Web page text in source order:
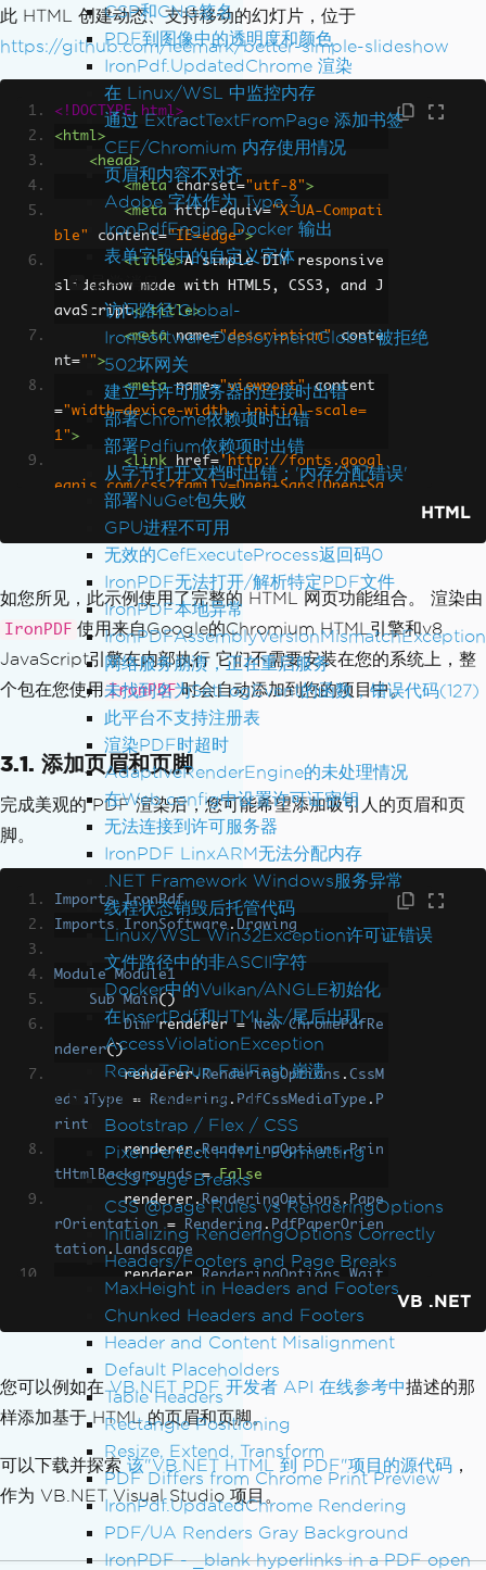
CSP和CNG签名
PDF到图像中的透明度和颜色
IronPdf.UpdatedChrome 渲染
在 Linux/WSL 中监控内存
通过 ExtractTextFromPage 添加书签
CEF/Chromium 内存使用情况
页眉和内容不对齐
Adobe 字体作为 Type 3
IronPdfEngine Docker 输出
表单字段中的自定义字体
异常消息
访问路径'Global-
IronSoftwareDeploymentGlobal'被拒绝
502坏网关
建立与许可服务器的连接时出错
部署Chrome依赖项时出错
部署Pdfium依赖项时出错
从字节打开文档时出错：'内存分配错误'
部署NuGet包失败
GPU进程不可用
无效的CefExecuteProcess返回码0
IronPDF无法打开/解析特定PDF文件
IronPDF本地异常
IronPDFAssemblyVersionMismatchException
网络服务崩溃，正在重启服务
未找到名为SetLogEvent的函数，错误代码(127)
此平台不支持注册表
渲染PDF时超时
AdaptiveRenderEngine的未处理情况
在Web.config中设置许可证密钥
无法连接到许可服务器
IronPDF LinxARM无法分配内存
.NET Framework Windows服务异常
线程状态销毁后托管代码
Linux/WSL Win32Exception许可证错误
文件路径中的非ASCII字符
Docker中的Vulkan/ANGLE初始化
在InsertPdf和HTML头/尾后出现
AccessViolationException
ReadyToRun FailFast 崩溃
Rendering & Layout
Bootstrap / Flex / CSS
Pixel Perfect HTML Formatting
CSS Page Breaks
CSS @page Rules vs RenderingOptions
Initializing RenderingOptions Correctly
Headers/Footers and Page Breaks
MaxHeight in Headers and Footers
Chunked Headers and Footers
Header and Content Misalignment
Default Placeholders
Table Headers
Rectangle Positioning
Resize, Extend, Transform
PDF Differs from Chrome Print Preview
IronPdf.UpdatedChrome Rendering
PDF/UA Renders Gray Background
IronPDF - _blank hyperlinks in a PDF open
Dim PDF = Renderer. RenderHtmlF
ileAsPdf("yourfile.html" )
' Save PDF file
        PDF.SaveAs("styled_output.pd
f")
    End Sub
End Module
此 HTML 创建动态、支持移动的幻灯片，位于
https://github.com/leemark/better-simple-slideshow
<!DOCTYPE html>
<html>
<head>
<meta
charset="utf-8">
<meta
http-equiv="X-UA-Compati
ble"
content="IE=edge">
<title>A simple DIY responsive
slideshow made with HTML5, CSS3, and J
avaScript</title>
<meta
name="description"
conte
nt="">
<meta
name="viewport"
content
="width=device-width, initial-scale=
1">
<link
href= 'http://fonts.googl
eapis.com/css?family=Open+Sans|Open+Sa
ns+Condensed:700'
rel='stylesheet'
'text/css'>
<link
rel="stylesheet" href="d
emo/css/demostyles.css">
<link
rel="stylesheet" href="c
ss/simple-slideshow-styles.css">
</head>
<body>
<!--[if lt IE 8]>
            <p class="browsehappy">You
are using an <strong>outdated</strong>
browser. Please <a href="http://browse
happy.com/">upgrade your browser</a> t
o improve your experience.</p>
        <![endif]-->
<header>
<h1>A Better Simple Slides
how
</h1>
<p><span
class="desc"
mple DIY responsive JavaScript slidesh
</span> [<a href ="https://github.co
m/leemark/better-simple-slideshow"
<span> repo </span></a>
</p>
"bss-slides num1"
abindex ="1" autofocus= "autofocus"
<figure>
<img
src=
m.jpg"
width="100%" /><figcaption>"Med
ium" by <a href=
"https://www.flickr.co
m/photos/thomashawk/14586158819/" >Thom
as Hawk</a>.</figcaption>
</figure>
<figure>
<img
src =
ado.jpg"
width="100%" /><figcaption>"C
olorado" by <a href="https://www.flick
r.com/photos/stuckincustoms/88370744"
Trey Ratcliff</a>.</figcaption>
</figure>
<figure>
<img
src= "demo/img/monte
-vista.jpg"
width="100%"
/><figcaption
HTML
如您所见，此示例使用了完整的 HTML 网页功能组合。 渲染由
IronPDF 使用来自Google的Chromium HTML引擎和v8
JavaScript引擎在内部执行 它们不需要安装在您的系统上，整
个包在您使用 IronPDF 时会自动添加到您的项目中。
3.1. 添加页眉和页脚
完成美观的 PDF 渲染后，您可能希望添加吸引人的页眉和页
脚。
Imports
IronPdf
Imports
IronSoftware. Drawing
Module
Module1
Sub
Main()
Dim renderer = New
ChromePdfRe
nderer()
        renderer
.RenderingOptions . CssM
ediaType
= Rendering . PdfCssMediaType . P
rint
        renderer
.RenderingOptions.Prin
tHtmlBackgrounds
=
False
        renderer
. RenderingOptions . Pape
rOrientation
= Rendering . PdfPaperOrien
tation . Landscape
        renderer
RenderingOptions
Wait
RenderDelay ( 150
        renderer
.RenderingOptions.Text
Header.CenterText =
"VB.NET PDF Slides
how"
        renderer
.RenderingOptions . Text
Header.DrawDividerLine =
True
        renderer
.RenderingOptions
Header.FontSize =
"13"
        renderer
.RenderingOptions . Text
Footer.RightText
"page {page} of {to
tal-pages}"
VB .NET
您可以例如在VB.NET PDF 开发者 API 在线参考中描述的那
样添加基于 HTML 的页眉和页脚。
可以下载并探索 该"VB.NET HTML 到 PDF"项目的源代码 ，
作为 VB.NET Visual Studio 项目。